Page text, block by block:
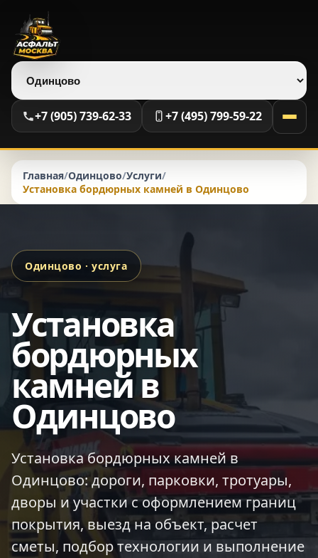
Выберите регион
+7 (905) 739-62-33 +7 (495) 799-59-22
Главная/Одинцово/Услуги/
Установка бордюрных камней в Одинцово
Одинцово · услуга
Установка
бордюрных
камней в
Одинцово
Установка бордюрных камней в
Одинцово: дороги, парковки, тротуары,
дворы и участки с оформлением границ
покрытия, выезд на объект, расчет
сметы, подбор технологии и выполнение